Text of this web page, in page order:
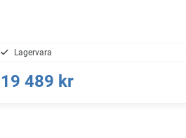
Lagervara
19 489 kr